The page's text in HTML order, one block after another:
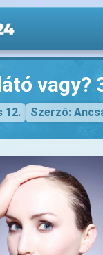
vagy?
12. Szerző: